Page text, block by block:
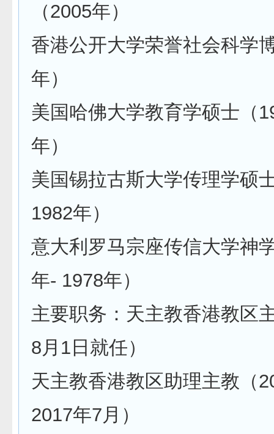
（2005年）
香港公开大学荣誉社会科学
年）
美国哈佛大学教育学硕士（
年）
美国锡拉古斯大学传理学硕
1982年）
意大利罗马宗座传信大学神
年- 1978年）
主要职务：天主教香港教区
8月1日就任）
天主教香港教区助理主教（
2017年7月）